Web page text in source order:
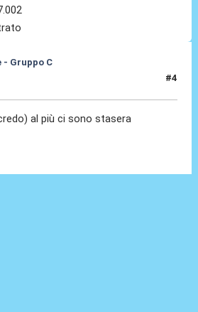
- Gruppo C
#4
al più ci sono stasera